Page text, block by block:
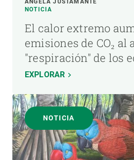
NOTICIA
El calor extremo
emisiones de CO₂ al
"respiración" de los
EXPLORAR
NOTICIA